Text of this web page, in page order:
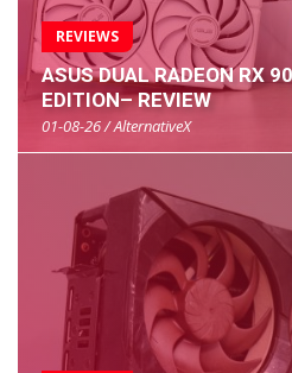
REVIEWS
ASUS DUAL RADEON RX
EDITION– REVIEW
01-08-26 / AlternativeX